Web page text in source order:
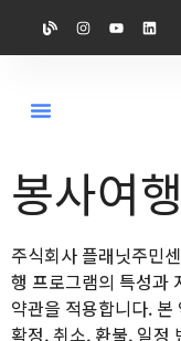
봉사여
주식회사 플래닛주민
행 프로그램의 특성과
약관을 적용합니다.
확정, 취소, 환불, 일정